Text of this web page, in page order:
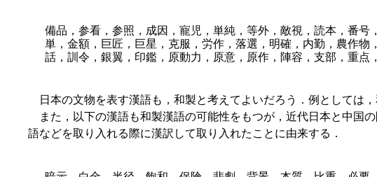
備品，参看，参照，成因，寵児，単純，等外，敵視，読本，番
単，金額，巨匠，巨星，克服，労作，落選，明確，内勤，農作
話，訓令，銀翼，印鑑，原動力，原意，原作，陣容，支部，重点
日本の文物を表す漢語も，和製と考えてよいだろう．例としては
また，以下の漢語も和製漢語の可能性をもつが，近代日本と中国
語などを取り入れる際に漢訳して取り入れたことに由来する．